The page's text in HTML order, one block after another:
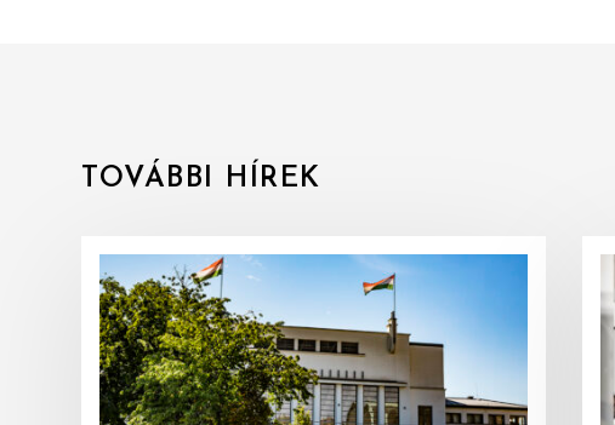
TOVÁBBI HÍREK